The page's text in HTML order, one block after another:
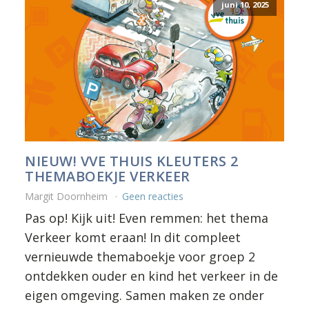
juni 10, 2025
NIEUW! VVE THUIS KLEUTERS 2
THEMABOEKJE VERKEER
Margit Doornheim Geen reacties
Pas op! Kijk uit! Even remmen: het thema
Verkeer komt eraan! In dit compleet
vernieuwde themaboekje voor groep 2
ontdekken ouder en kind het verkeer in de
eigen omgeving. Samen maken ze onder